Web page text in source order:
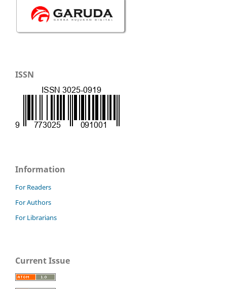
ISSN
Information
For Readers
For Authors
For Librarians
Current Issue